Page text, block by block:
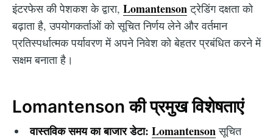
इंटरफेस की पेशकश के द्वारा, Lomantensonट्रेडिंग दक्षता को
बढ़ाता है, उपयोगकर्ताओं को सूचित निर्णय लेने और वर्तमान
प्रतिस्पर्धात्मक पर्यावरण में अपने निवेश को बेहतर प्रबंधित करने में
सक्षम बनाता है।
Lomantenson की प्रमुख विशेषताएं
वास्तविक समय का बाजार डेटा: Lomantensonसूचित